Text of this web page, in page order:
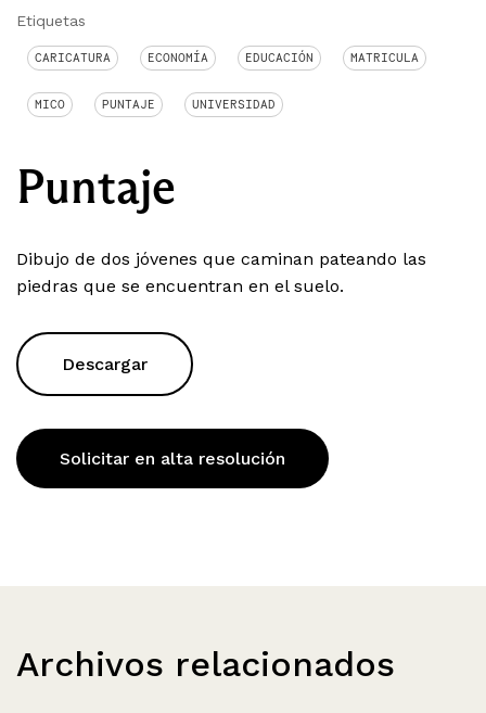
Etiquetas
CARICATURA ECONOMÍA EDUCACIÓN MATRICULA
MICO PUNTAJE UNIVERSIDAD
Puntaje
Dibujo de dos jóvenes que caminan pateando las
piedras que se encuentran en el suelo.
Descargar
Solicitar en alta resolución
Archivos relacionados